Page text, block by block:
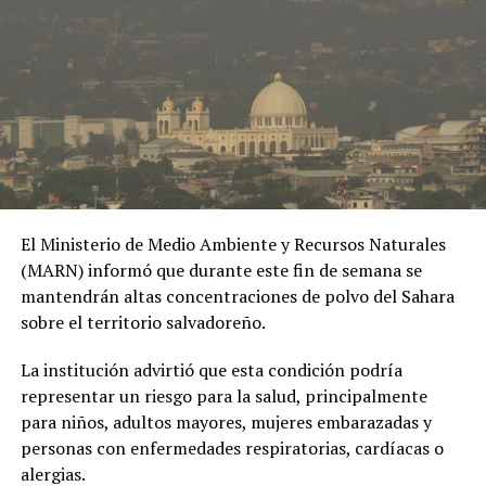
poner en evidencia los riesgos de las relaciones
extramatrimoniales y el uso de material íntimo como
herramienta de chantaje.
#OPINE. El Gaula de la
Policía capturó en
Ibagué a una joven de
19 años señalada de
extorsionar al hombre
con quien sostuvo una
relación
extramatrimonial, a
quien amenazaba con
exponer material íntimo
El Ministerio de Medio Ambiente y Recursos Naturales
(MARN) informó que durante este fin de semana se
mantendrán altas concentraciones de polvo del Sahara
sobre el territorio salvadoreño.
La institución advirtió que esta condición podría
representar un riesgo para la salud, principalmente
para niños, adultos mayores, mujeres embarazadas y
personas con enfermedades respiratorias, cardíacas o
alergias.